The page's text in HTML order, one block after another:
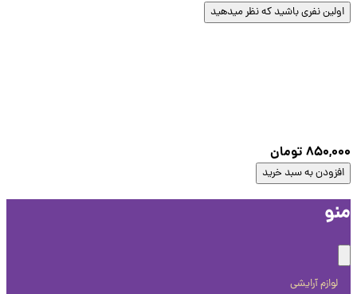
نفری باشید که نظر میدهید
تومان
به سبد خرید
لوازم آرایشی